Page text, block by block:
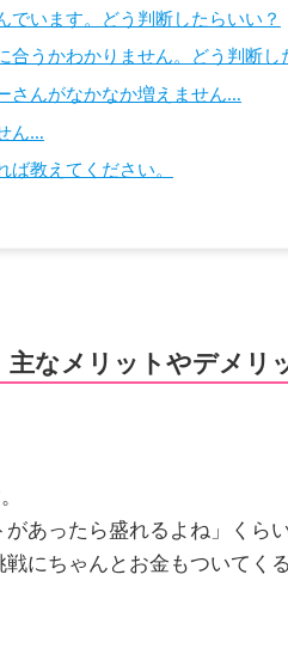
います。どう判断したらいい？
うかわかりません。どう判断し
さんがなかなか増えません…
ん…
教えてください。
なメリットやデメリ
あったら盛れるよね」くら
にちゃんとお金もついてくる